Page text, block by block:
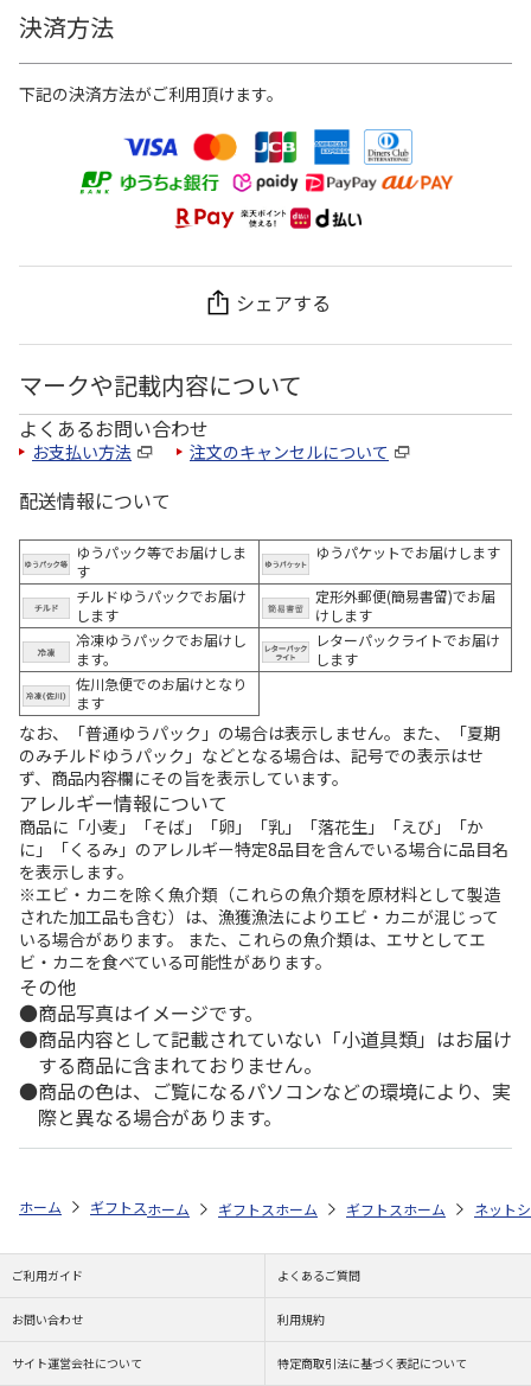
決済方法
下記の決済方法がご利用頂けます。
シェアする
マークや記載内容について
よくあるお問い合わせ
お支払い方法 注文のキャンセルについて
配送情報について
ゆうパック等でお届けしま
す
ゆうパケットでお届けします
チルドゆうパックでお届け
します
定形外郵便(簡易書留)でお届
けします
冷凍ゆうパックでお届けし
ます。
レターパックライトでお届け
します
佐川急便でのお届けとなり
ます
なお、「普通ゆうパック」の場合は表示しません。また、「夏期
のみチルドゆうパック」などとなる場合は、記号での表示はせ
ず、商品内容欄にその旨を表示しています。
アレルギー情報について
商品に「小麦」「そば」「卵」「乳」「落花生」「えび」「か
に」「くるみ」のアレルギー特定8品目を含んでいる場合に品目名
を表示します。
※エビ・カニを除く魚介類（これらの魚介類を原材料として製造
された加工品も含む）は、漁獲漁法によりエビ・カニが混じって
いる場合があります。 また、これらの魚介類は、エサとしてエ
ビ・カニを食べている可能性があります。
その他
商品写真はイメージです。
商品内容として記載されていない「小道具類」はお届け
する商品に含まれておりません。
商品の色は、ご覧になるパソコンなどの環境により、実
際と異なる場合があります。
ホーム ギフトストア お中元・夏ギフト特集 2026 おすすめ ご当地
ホーム ギフトストア お中元・夏ギフト特集 2026
ホーム ギフトストア お中元・
ホーム ネット
ご利用ガイド よくあるご質問
お問い合わせ 利用規約
サイト運営会社について 特定商取引法に基づく表記について